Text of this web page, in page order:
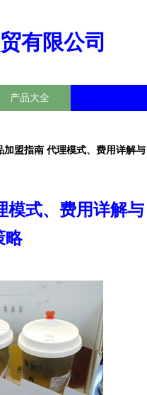
有限公司
产品大全
加盟指南 代理模式、费用详解与
模式、费用详解与
略